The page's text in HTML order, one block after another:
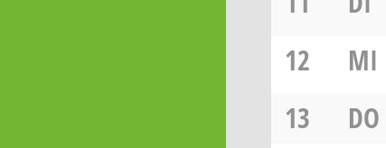
12 MI
13
DO